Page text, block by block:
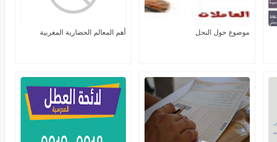
موضوع حول النحل أهم المعالم الحضارية المغربية‎